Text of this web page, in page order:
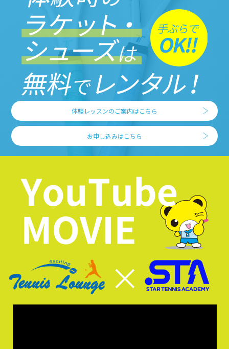
体験レッスンのご案内はこちら
お申し込みはこちら